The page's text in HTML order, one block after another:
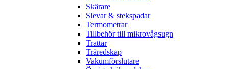
Skärare
Slevar & stekspadar
Termometrar
Tillbehör till mikrovågsugn
Trattar
Träredskap
Vakumförslutare